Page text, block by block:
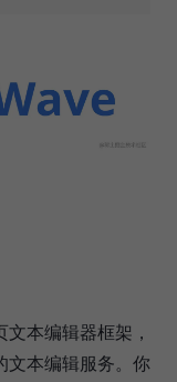
本编辑器框架，
文本编辑服务。你